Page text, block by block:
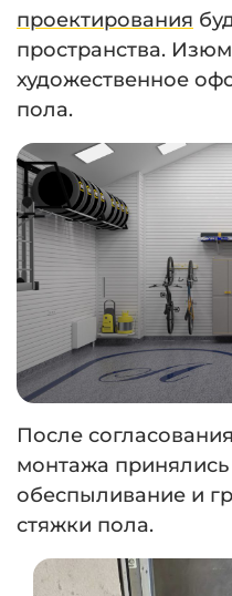
проектирования
пространства.
художественное
пола.
После
монтажа
обеспыливание и
стяжки пола.